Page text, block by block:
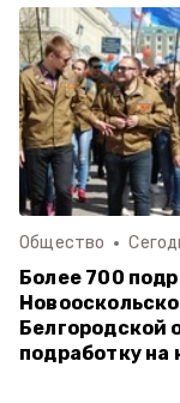
Общество
Более 700
Белгородской
подработку на